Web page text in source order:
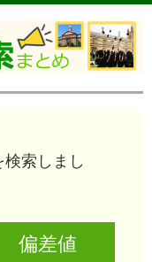
索しまし
偏差値